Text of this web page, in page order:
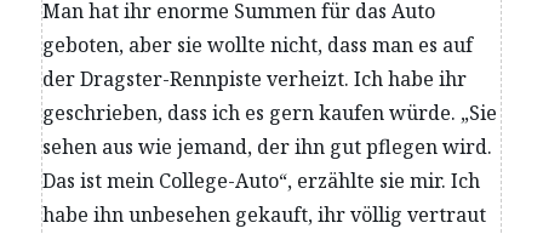
Man hat ihr enorme Summen für das Auto
geboten, aber sie wollte nicht, dass man es auf
der Dragster-Rennpiste verheizt. Ich habe ihr
geschrieben, dass ich es gern kaufen würde. „Sie
sehen aus wie jemand, der ihn gut pflegen wird.
Das ist mein College-Auto“, erzählte sie mir. Ich
habe ihn unbesehen gekauft, ihr völlig vertraut